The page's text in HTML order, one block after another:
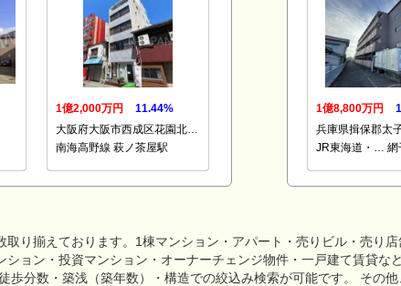
1億2,000万円
11.44%
大阪府大阪市西成区花園北…
南海高野線 萩ノ茶屋駅
1億8,800万円
兵庫県揖保郡太
JR東海道・… 網
取り揃えております。1棟マンション・アパート・売りビル・売り
ション・投資マンション・オーナーチェンジ物件・一戸建て賃貸な
歩分数・築浅（築年数）・構造での絞込み検索が可能です。 その